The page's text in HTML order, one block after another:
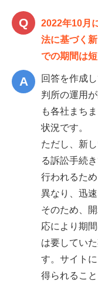
2022年10月
法に基づく
での期間は
回答を作成
判所の運用
も各社まち
状況です。
ただし、新
る訴訟手続
行われるた
異なり、迅
そのため、
応により期
は要してい
す。サイト
得られるこ